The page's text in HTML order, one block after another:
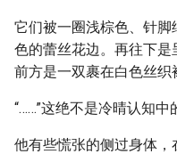
它们被一圈浅棕色、针
色的蕾丝花边。再往下
前方是一双裹在白色丝织
“……”这绝不是冷晴认知中
他有些慌张的侧过身体